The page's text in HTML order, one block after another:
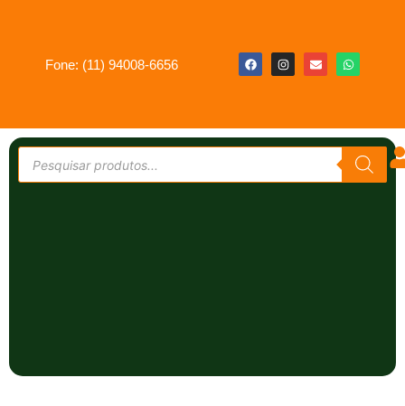
Fone: (11) 94008-6656